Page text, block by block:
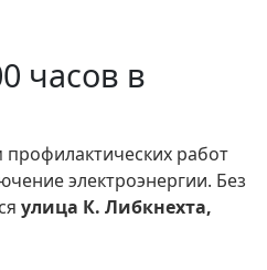
часов в
профилактических работ
электроэнергии. Без
улица К. Либкнехта,